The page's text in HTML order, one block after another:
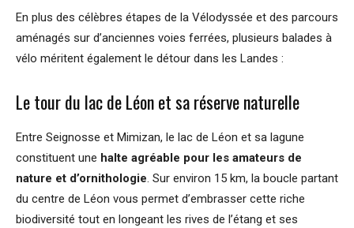
En plus des célèbres étapes de la Vélodyssée et des parcours
aménagés sur d’anciennes voies ferrées, plusieurs balades à
vélo méritent également le détour dans les Landes :
Le tour du lac de Léon et sa réserve naturelle
Entre Seignosse et Mimizan, le lac de Léon et sa lagune
constituent une halte agréable pour les amateurs de
nature et d’ornithologie. Sur environ 15 km, la boucle partant
du centre de Léon vous permet d’embrasser cette riche
biodiversité tout en longeant les rives de l’étang et ses